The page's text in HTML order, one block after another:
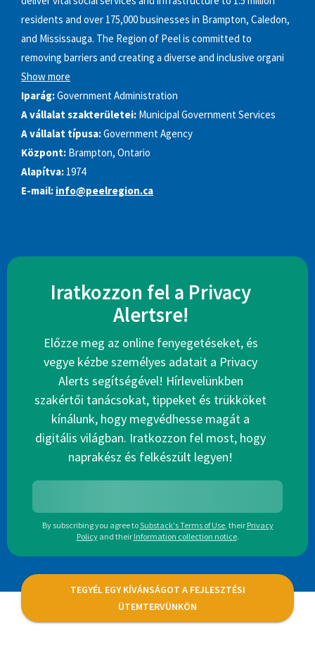
residents and over 175,000 businesses in Brampton, Caledon,
and Mississauga. The Region of Peel is committed to
removing barriers and creating a diverse and inclusive organi
Show more
Iparág:Government Administration
A vállalat szakterületei: Municipal Government Services
A vállalat típusa:Government Agency
Központ: Brampton, Ontario
Alapítva: 1974
E-mail: info@peelregion.ca
Iratkozzon fel a Privacy
Alertsre!
Előzze meg az online fenyegetéseket, és
vegye kézbe személyes adatait a Privacy
Alerts segítségével! Hírlevelünkben
szakértői tanácsokat, tippeket és trükköket
kínálunk, hogy megvédhesse magát a
digitális világban. Iratkozzon fel most, hogy
naprakész és felkészült legyen!
By subscribing you agree toSubstack's Terms of Use, their Privacy
Policy and their Information collection notice.
TEGYÉL EGY KÍVÁNSÁGOT A FEJLESZTÉSI
ÜTEMTERVÜNKÖN